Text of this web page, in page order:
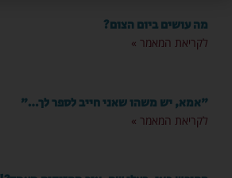
מה עושים ביום הצום?
לקריאת המאמר »
"אמא, יש משהו שאני חייב לספר לך…"
לקריאת המאמר »